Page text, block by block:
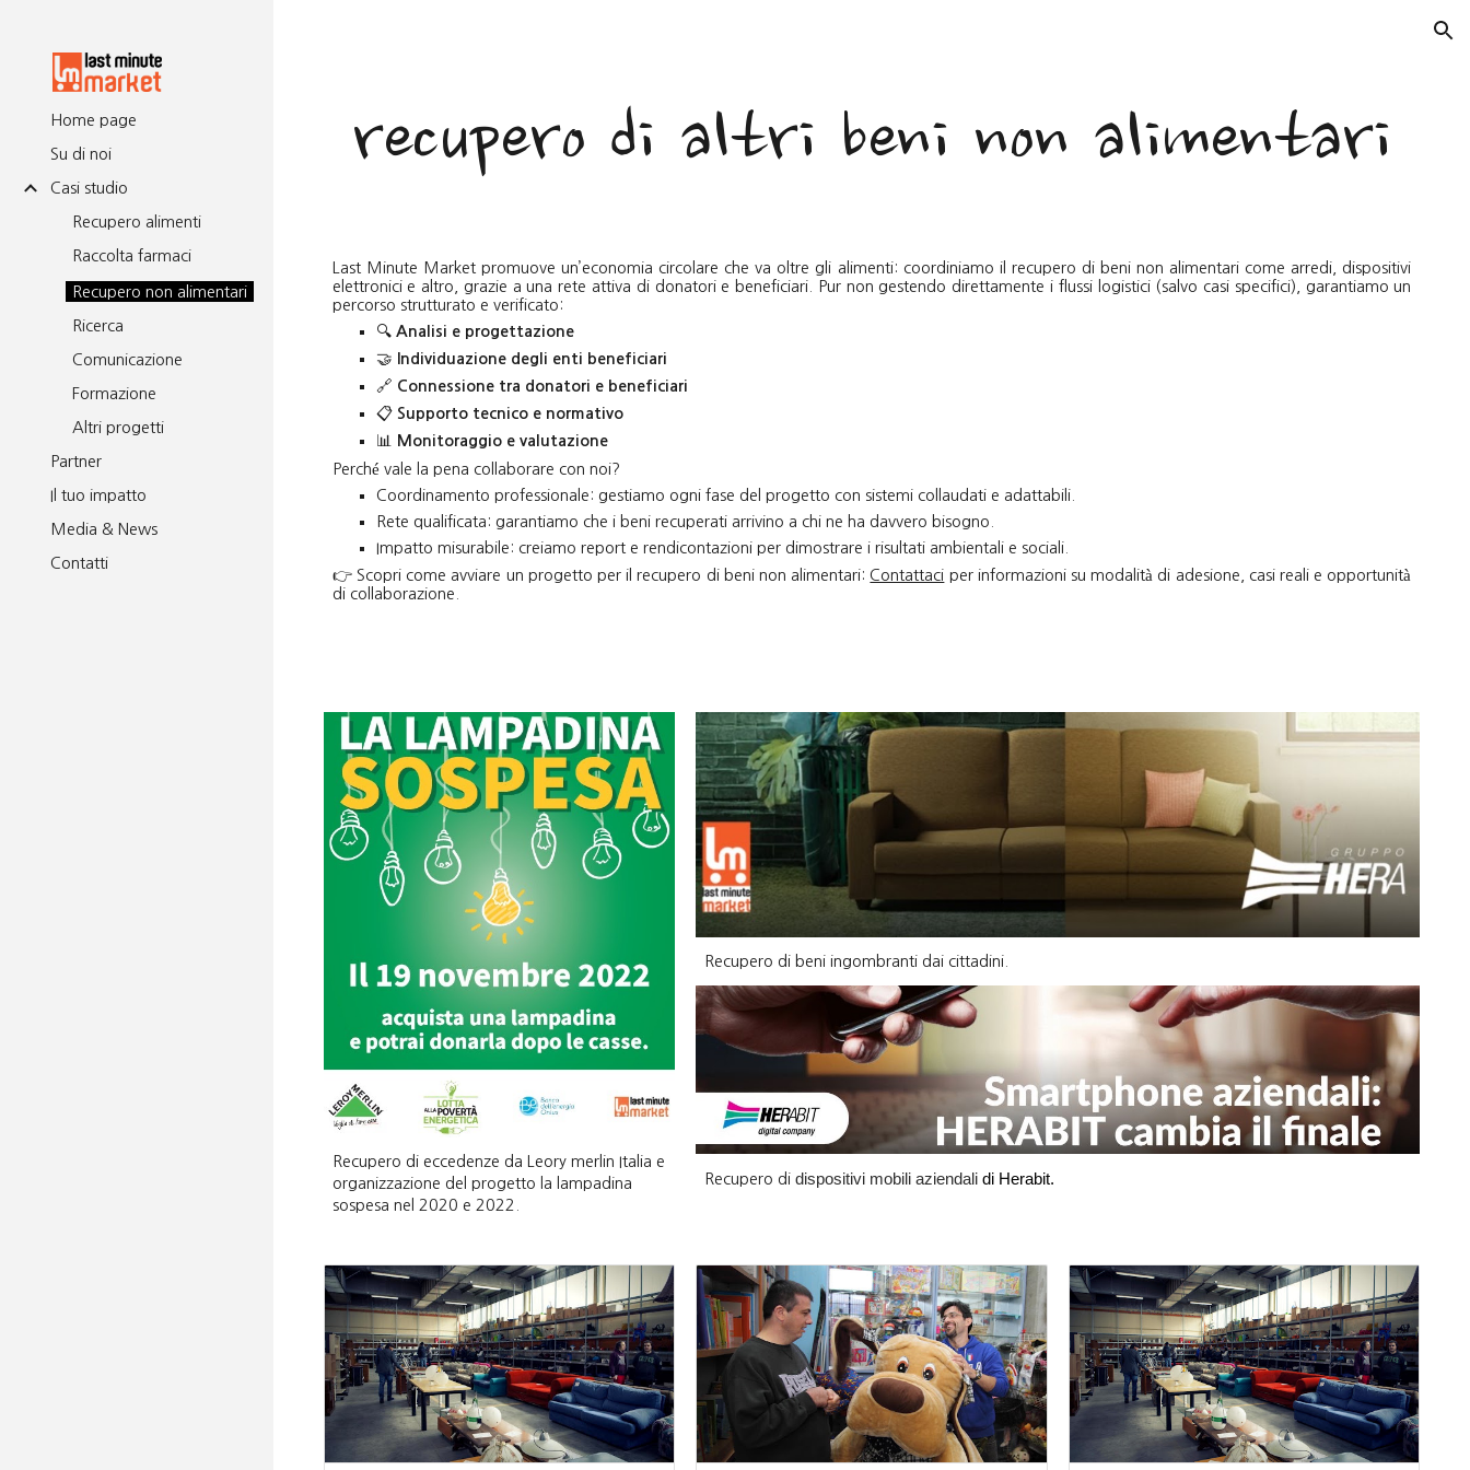
Home page
Su di noi
Casi studio
Recupero alimenti
Raccolta farmaci
Recupero non alimentari
Ricerca
Comunicazione
Formazione
Altri progetti
Partner
Il tuo impatto
Media & News
Contatti
recupero di altri beni non alimentari
Last Minute Market promuove un’economia circolare che va oltre gli alimenti: coordiniamo il recupero di beni non alimentari come arredi, dispositivi
elettronici e altro, grazie a una rete attiva di donatori e beneficiari. Pur non gestendo direttamente i flussi logistici (salvo casi specifici), garantiamo un
percorso strutturato e verificato:
🔍Analisi e progettazione
🤝 Individuazione degli enti beneficiari
🔗 Connessione tra donatori e beneficiari
📋 Supporto tecnico e normativo
📊 Monitoraggio e valutazione
Perché vale la pena collaborare con noi?
Coordinamento professionale: gestiamo ogni fase del progetto con sistemi collaudati e adattabili.
Rete qualificata: garantiamo che i beni recuperati arrivino a chi ne ha davvero bisogno.
Impatto misurabile: creiamo report e rendicontazioni per dimostrare i risultati ambientali e sociali.
👉 Scopri come avviare un progetto per il recupero di beni non alimentari:Contattaci per informazioni su modalità di adesione, casi reali e opportunità
di collaborazione.
Recupero di eccedenze da Leory merlin Italia e
organizzazione del progetto la lampadina
sospesa nel 2020 e 2022.
Recupero di beni ingombranti dai cittadini.
Recupero didispositivi mobili aziendali di Herabit.